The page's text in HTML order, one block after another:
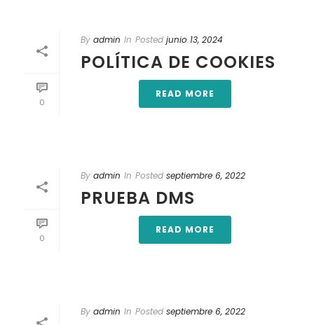
0
By admin In Posted junio 13, 2024
POLÍTICA DE COOKIES
READ MORE
0
By admin In Posted septiembre 6, 2022
PRUEBA DMS
READ MORE
By admin In Posted septiembre 6, 2022